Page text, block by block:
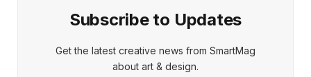
Subscribe to Updates
Get the latest creative news from SmartMag
about art & design.